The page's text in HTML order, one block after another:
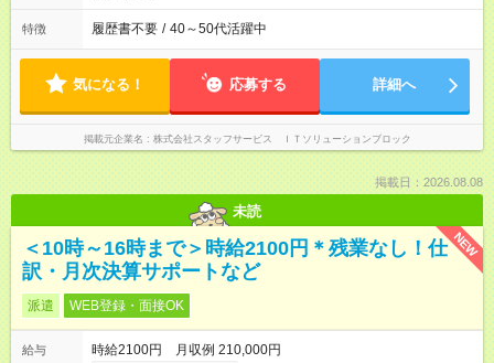
特徴 履歴書不要 / 40～50代活躍中
気になる！ 応募する 詳細へ
掲載元企業名 株式会社スタッフサービス ＩＴソリューションブロック
掲載日：2026.08.08
未読
NEW
＜10時～16時まで＞時給2100円＊残業なし！仕
訳・月次決算サポートなど
派遣 WEB登録・面接OK
給与
時給2100円 月収例 210,000円